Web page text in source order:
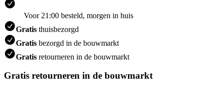
Voor 21:00 besteld, morgen in huis
Gratis thuisbezorgd
Gratis bezorgd in de bouwmarkt
Gratis retourneren in de bouwmarkt
Gratis retourneren in de bouwmarkt